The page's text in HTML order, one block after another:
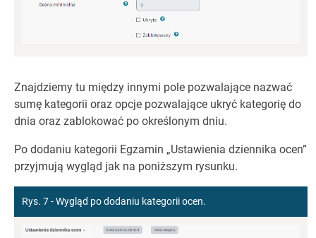
Znajdziemy tu między innymi pole pozwalające nazwać
sumę kategorii oraz opcje pozwalające ukryć kategorię do
dnia oraz zablokować po określonym dniu.
Po dodaniu kategorii Egzamin „Ustawienia dziennika ocen”
przyjmują wygląd jak na poniższym rysunku.
Rys. 7 - Wygląd po dodaniu kategorii ocen.